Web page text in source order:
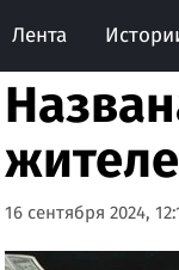
Лента
16 сентября 2024,